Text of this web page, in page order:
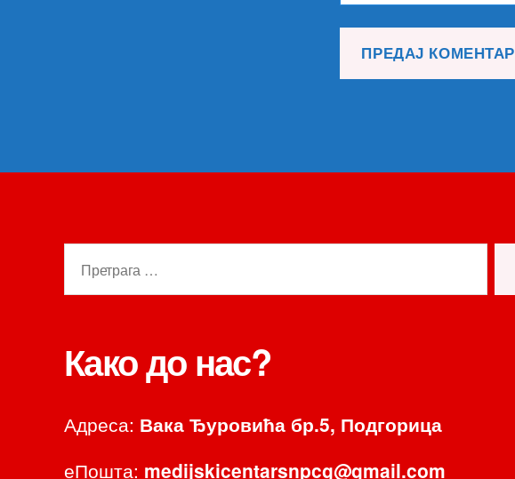
Како до нас?
Адреса: Вака Ђуровића бр.5, Подгорица
еПошта: medijskicentarsnpcg@gmail.com